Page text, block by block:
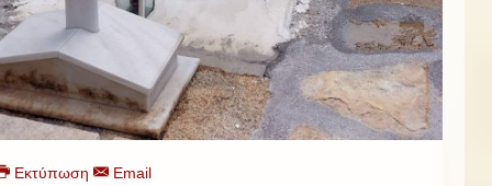
Εκτύπωση Email